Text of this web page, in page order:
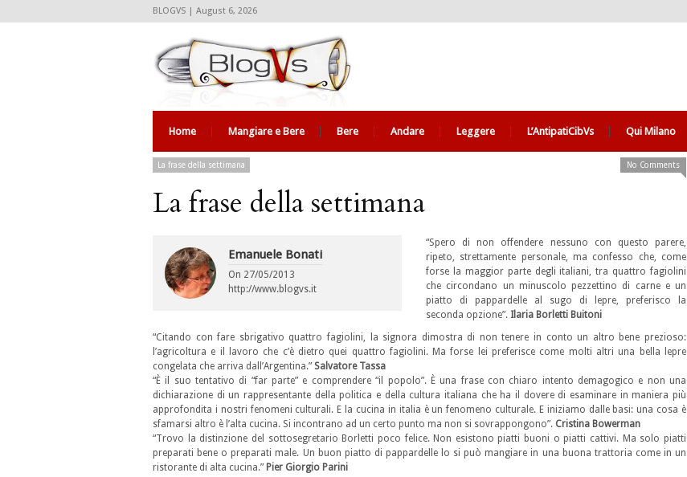
BLOGVS | August 6, 2026
Home Mangiare e Bere Bere Andare Leggere L’AntipatiCibVs Qui Milano
La frase della settimana No Comments
La frase della settimana
Emanuele Bonati
On 27/05/2013
http://www.blogvs.it
“Spero di non offendere nessuno con questo parere,
ripeto, strettamente personale, ma confesso che, come
forse la maggior parte degli italiani, tra quattro fagiolini
che circondano un minuscolo pezzettino di carne e un
piatto di pappardelle al sugo di lepre, preferisco la
seconda opzione”. Ilaria Borletti Buitoni
“Citando con fare sbrigativo quattro fagiolini, la signora dimostra di non tenere in conto un altro bene prezioso:
l’agricoltura e il lavoro che c’è dietro quei quattro fagiolini. Ma forse lei preferisce come molti altri una bella lepre
congelata che arriva dall’Argentina.” Salvatore Tassa
“È il suo tentativo di “far parte” e comprendere “il popolo”. È una frase con chiaro intento demagogico e non una
dichiarazione di un rappresentante della politica e della cultura italiana che ha il dovere di esaminare in maniera più
approfondita i nostri fenomeni culturali. E la cucina in italia è un fenomeno culturale. E iniziamo dalle basi: una cosa è
sfamarsi altro è l’alta cucina. Si incontrano ad un certo punto ma non si sovrappongono”. Cristina Bowerman
“Trovo la distinzione del sottosegretario Borletti poco felice. Non esistono piatti buoni o piatti cattivi. Ma solo piatti
preparati bene o preparati male. Un buon piatto di pappardelle lo si può mangiare in una buona trattoria come in un
ristorante di alta cucina.” Pier Giorgio Parini